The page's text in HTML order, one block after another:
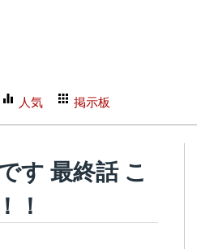
人気 掲示板
す 最終話 こ
！